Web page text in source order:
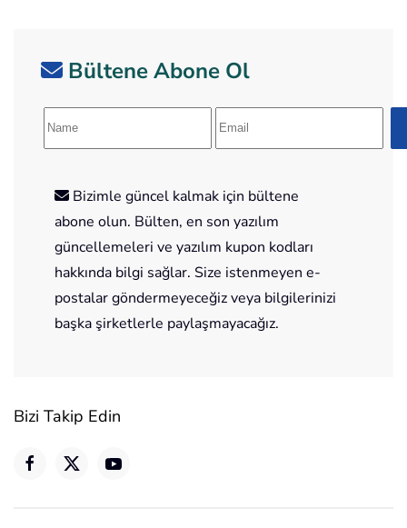
Bültene Abone Ol
Bizimle güncel kalmak için bültene
abone olun. Bülten, en son yazılım
güncellemeleri ve yazılım kupon kodları
hakkında bilgi sağlar. Size istenmeyen e-
postalar göndermeyeceğiz veya bilgilerinizi
başka şirketlerle paylaşmayacağız.
Bizi Takip Edin